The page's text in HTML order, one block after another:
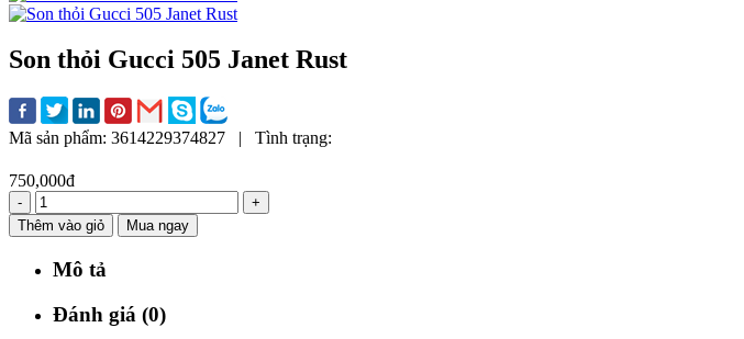
Son thỏi Gucci 505 Janet Rust
Mã sản phẩm: 3614229374827 | Tình trạng:
750,000đ
-
+
Thêm vào giỏ
Mua ngay
Mô tả
Đánh giá (0)